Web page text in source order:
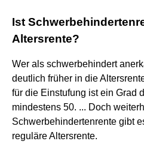
Ist
Altersrente?
Wer als schwerbehindert
deutlich früher in die
für die Einstufung ist ein Grad
mindestens 50. ... Doch
Schwerbehindertenrente gibt
reguläre Altersrente.